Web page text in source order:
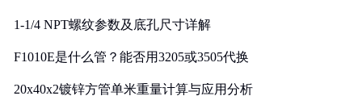
1-1/4 NPT螺纹参数及底孔尺寸详解
F1010E是什么管？能否用3205或3505代换
20x40x2镀锌方管单米重量计算与应用分析